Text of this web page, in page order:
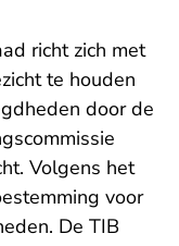
richt zich met
te houden
door de
Volgens het
voor
De TIB